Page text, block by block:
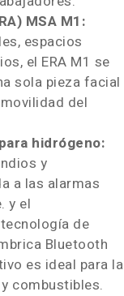
MSA M1:
espacios
el ERA M1 se
sola pieza facial
del
hidrógeno:
y
a las alarmas
y el
de
Bluetooth
es ideal para la
combustibles.